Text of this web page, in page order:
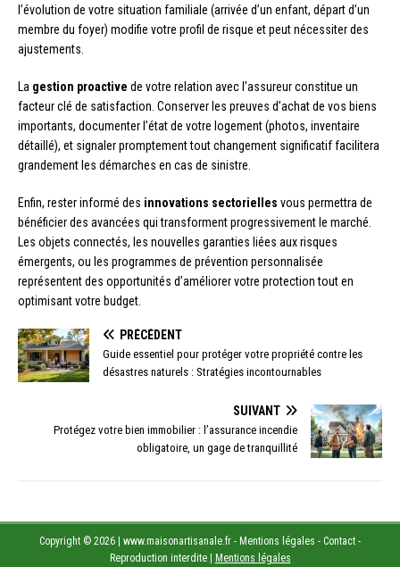
l’évolution de votre situation familiale (arrivée d’un enfant, départ d’un
membre du foyer) modifie votre profil de risque et peut nécessiter des
ajustements.
La gestion proactive de votre relation avec l’assureur constitue un
facteur clé de satisfaction. Conserver les preuves d’achat de vos biens
importants, documenter l’état de votre logement (photos, inventaire
détaillé), et signaler promptement tout changement significatif facilitera
grandement les démarches en cas de sinistre.
Enfin, rester informé des innovations sectorielles vous permettra de
bénéficier des avancées qui transforment progressivement le marché.
Les objets connectés, les nouvelles garanties liées aux risques
émergents, ou les programmes de prévention personnalisée
représentent des opportunités d’améliorer votre protection tout en
optimisant votre budget.
PRÉCÉDENT
Guide essentiel pour protéger votre propriété contre les
désastres naturels : Stratégies incontournables
SUIVANT
Protégez votre bien immobilier : l’assurance incendie
obligatoire, un gage de tranquillité
Copyright © 2026 | www.maisonartisanale.fr - Mentions légales - Contact -
Reproduction interdite | Mentions légales